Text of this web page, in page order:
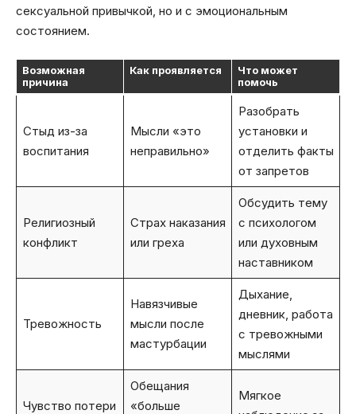
сексуальной привычкой, но и с эмоциональным
состоянием.
Возможная
причина
Как проявляется
Что может
помочь
Стыд из-за
воспитания
Мысли «это
неправильно»
Разобрать
установки и
отделить факты
от запретов
Религиозный
конфликт
Страх наказания
или греха
Обсудить тему
с психологом
или духовным
наставником
Тревожность
Навязчивые
мысли после
мастурбации
Дыхание,
дневник, работа
с тревожными
мыслями
Чувство потери
Обещания
«больше
Мягкое